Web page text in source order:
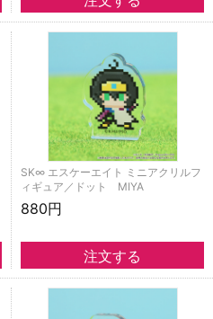
SK∞ エスケーエイト ミニアクリルフ
ィギュア／ドット MIYA
880円